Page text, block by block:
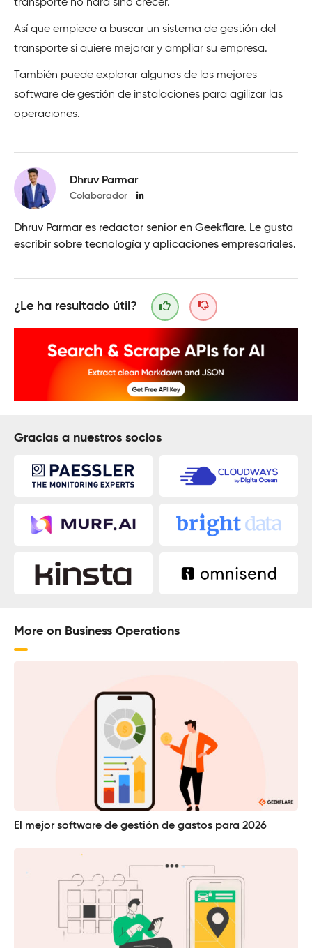
transporte no hará sino crecer.
Así que empiece a buscar un sistema de gestión del
transporte si quiere mejorar y ampliar su empresa.
También puede explorar algunos de los mejores
software de gestión de instalaciones para agilizar las
operaciones.
Dhruv Parmar
Colaborador
Dhruv Parmar es redactor senior en Geekflare. Le gusta
escribir sobre tecnología y aplicaciones empresariales.
¿Le ha resultado útil?
Gracias a nuestros socios
More on Business Operations
El mejor software de gestión de gastos para 2026